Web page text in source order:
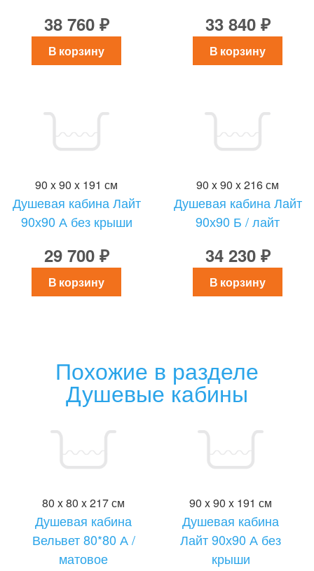
38 760 ₽
В корзину
33 840 ₽
В корзину
90 x 90 x 191 см
Душевая кабина Лайт
90х90 А без крыши
29 700 ₽
В корзину
90 x 90 x 216 см
Душевая кабина Лайт
90х90 Б / лайт
34 230 ₽
В корзину
Похожие в разделе
Душевые кабины
80 x 80 x 217 см
Душевая кабина
Вельвет 80*80 А /
матовое
90 x 90 x 191 см
Душевая кабина
Лайт 90х90 А без
крыши